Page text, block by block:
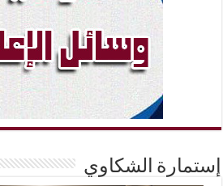
إستمارة الشكاوي